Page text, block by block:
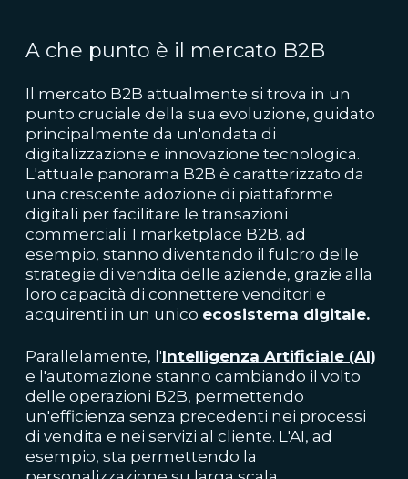
A che punto è il mercato B2B
Il mercato B2B attualmente si trova in un
punto cruciale della sua evoluzione, guidato
principalmente da un'ondata di
digitalizzazione e innovazione tecnologica.
L'attuale panorama B2B è caratterizzato da
una crescente adozione di piattaforme
digitali per facilitare le transazioni
commerciali. I marketplace B2B, ad
esempio, stanno diventando il fulcro delle
strategie di vendita delle aziende, grazie alla
loro capacità di connettere venditori e
acquirenti in un unico ecosistema digitale.
Parallelamente, l'Intelligenza Artificiale (AI)
e l'automazione stanno cambiando il volto
delle operazioni B2B, permettendo
un'efficienza senza precedenti nei processi
di vendita e nei servizi al cliente. L'AI, ad
esempio, sta permettendo la